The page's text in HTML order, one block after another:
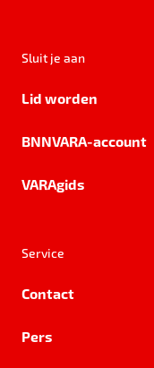
Sluit je aan
Lid worden
BNNVARA-account
VARAgids
Service
Contact
Pers